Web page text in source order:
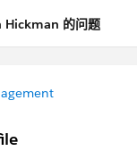
Hickman 的问题